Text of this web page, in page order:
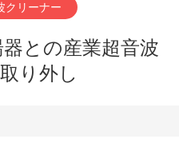
クリーナー
との産業超音波
り外し